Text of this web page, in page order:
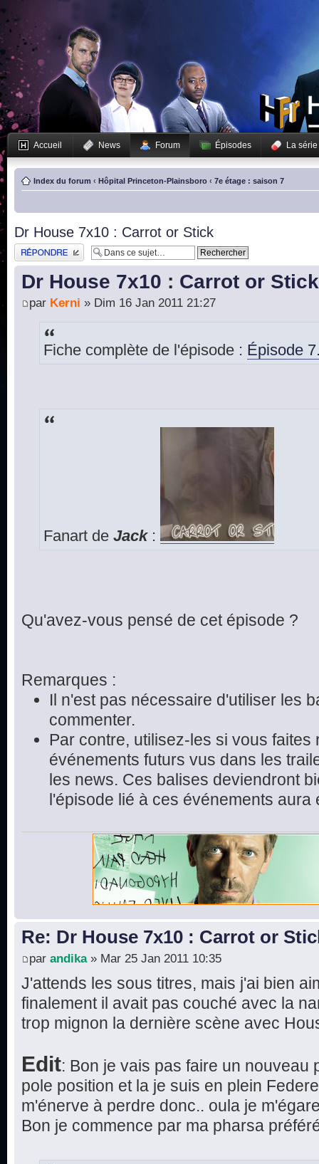
Accueil News Forum Épisodes La série
Index du forum ‹ Hôpital Princeton-Plainsboro ‹ 7e étage : saison 7
Dr House 7x10 : Carrot or Stick
Publier une réponse
Dr House 7x10 : Carrot or Stick
par Kerni » Dim 16 Jan 2011 21:27
Fiche complète de l'épisode : Épisode
Fanart de Jack:
Qu'avez-vous pensé de cet épisode ?
Remarques :
Il n'est pas nécessaire d'utiliser les
commenter.
Par contre, utilisez-les si vous faites
événements futurs vus dans les
les news. Ces balises deviendront
l'épisode lié à ces événements aura
Re: Dr House 7x10 : Carrot or
par andika» Mar 25 Jan 2011 10:35
J'attends les sous titres, mais j'ai bien
finalement il avait pas couché avec la
trop mignon la dernière scène avec
Edit: Bon je vais pas faire un nouveau
pole position et la je suis en plein
m'énerve à perdre donc.. oula je
Bon je commence par ma pharsa